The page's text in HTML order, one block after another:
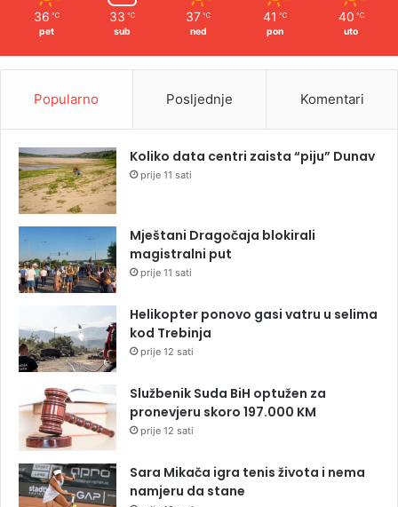
36 ℃
pet
33 ℃
sub
37 ℃
ned
41 ℃
pon
40 ℃
uto
Popularno Posljednje Komentari
Koliko data centri zaista “piju” Dunav
prije 11 sati
Mještani Dragočaja blokirali
magistralni put
prije 11 sati
Helikopter ponovo gasi vatru u selima
kod Trebinja
prije 12 sati
Službenik Suda BiH optužen za
pronevjeru skoro 197.000 KM
prije 12 sati
Sara Mikača igra tenis života i nema
namjeru da stane